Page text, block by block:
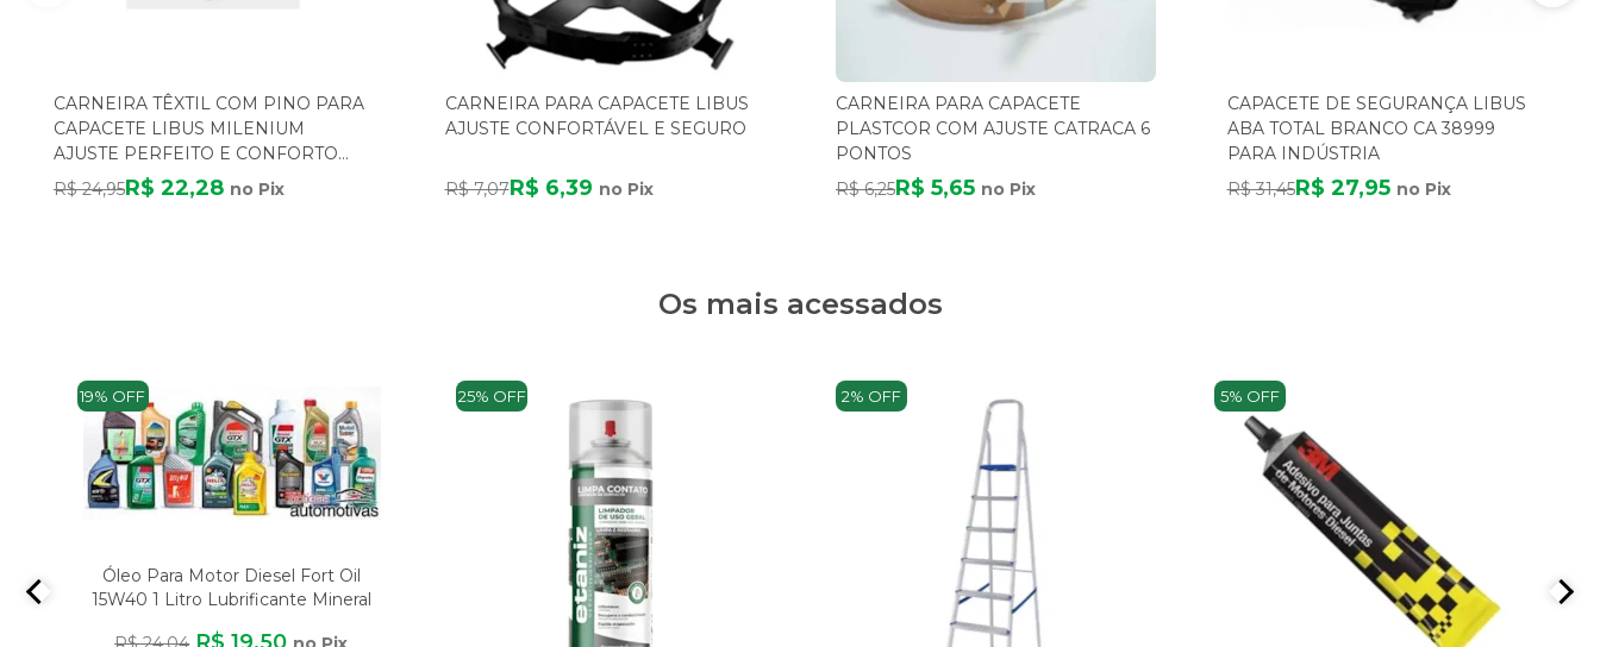
CARNEIRA TÊXTIL COM PINO PARA
CAPACETE LIBUS MILENIUM
AJUSTE PERFEITO E CONFORTO
SUPERIOR
R$ 24,95R$ 22,28 no Pix
CARNEIRA PARA CAPACETE LIBUS
AJUSTE CONFORTÁVEL E SEGURO
R$ 7,07R$ 6,39 no Pix
CARNEIRA PARA CAPACETE
PLASTCOR COM AJUSTE CATRACA 6
PONTOS
R$ 6,25R$ 5,65 no Pix
CAPACETE DE SEGURANÇA LIBUS
ABA TOTAL BRANCO CA 38999
PARA INDÚSTRIA
R$ 31,45R$ 27,95 no Pix
Os mais acessados
19% OFF
Óleo Para Motor Diesel Fort Oil
15W40 1 Litro Lubrificante Mineral
25% OFF 2% OFF 5% OFF